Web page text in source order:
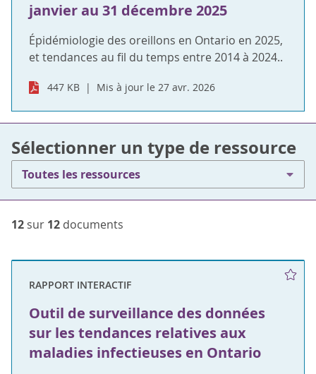
janvier au 31 décembre 2025
Épidémiologie des oreillons en Ontario en 2025,
et tendances au fil du temps entre 2014 à 2024..
447 KB Mis à jour le 27 avr. 2026
Sélectionner un type de ressource
Toutes les ressources
12 sur 12 documents
RAPPORT INTERACTIF
Outil de surveillance des données
sur les tendances relatives aux
maladies infectieuses en Ontario